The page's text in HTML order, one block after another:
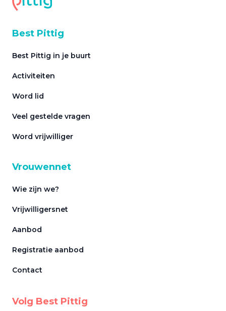
Best Pittig
Best Pittig in je buurt
Activiteiten
Word lid
Veel gestelde vragen
Word vrijwilliger
Vrouwennet
Wie zijn we?
Vrijwilligersnet
Aanbod
Registratie aanbod
Contact
Volg Best Pittig